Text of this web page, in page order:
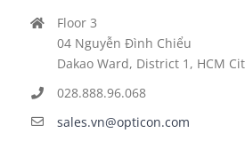
Floor 3
04 Nguyễn Đình Chiểu
Dakao Ward, District 1, HCM
028.888.96.068
sales.vn@opticon.com